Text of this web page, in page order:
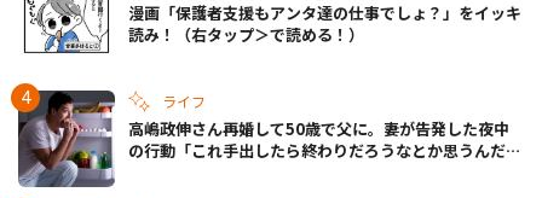
漫画「保護者支援もアンタ達の仕事でしょ？」をイッキ
読み！（右タップ＞で読める！）
ライフ
高嶋政伸さん再婚して50歳で父に。妻が告発した夜中
の行動「これ手出したら終わりだろうなとか思うんだけ